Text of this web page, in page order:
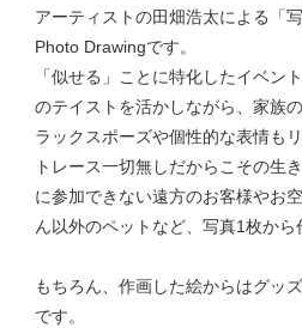
アーティストの田畑浩太による「
Photo Drawingです。
「似せる」ことに特化したイベン
のテイストを活かしながら、家族
ラックスポーズや個性的な表情も
トレース一切無しだからこその生
に参加できない遠方のお客様やお
ん以外のペットなど、写真1枚から
もちろん、作画した絵からはグッ
です。